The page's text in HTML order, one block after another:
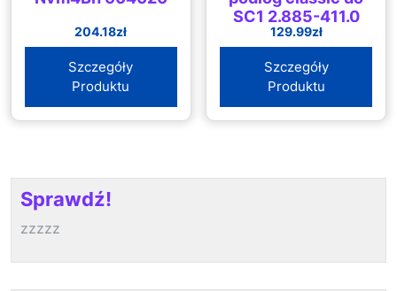
204.18zł
Szczegóły
Produktu
SC1 2.885-411.0
129.99zł
Szczegóły
Produktu
Sprawdź!
zzzzz